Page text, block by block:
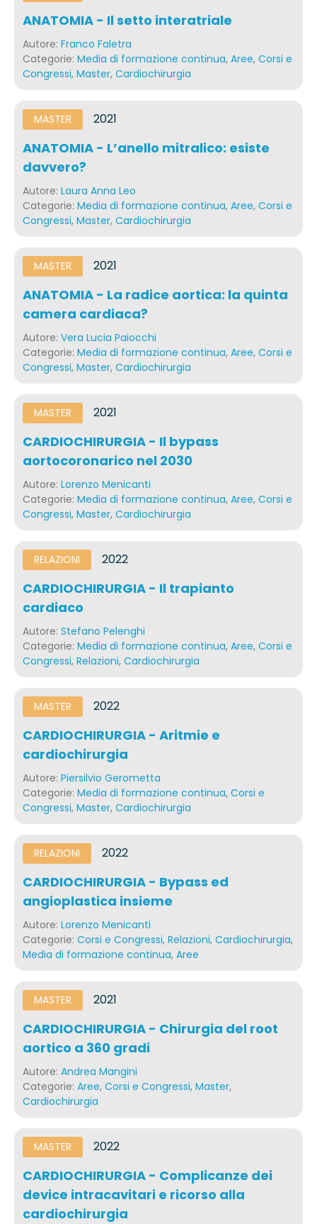
ANATOMIA - Il setto interatriale
Autore: Franco Faletra
Categorie: Media di formazione continua, Aree, Corsi e
Congressi, Master, Cardiochirurgia
MASTER 2021
ANATOMIA - L’anello mitralico: esiste
davvero?
Autore: Laura Anna Leo
Categorie: Media di formazione continua, Aree, Corsi e
Congressi, Master, Cardiochirurgia
MASTER 2021
ANATOMIA - La radice aortica: la quinta
camera cardiaca?
Autore: Vera Lucia Paiocchi
Categorie: Media di formazione continua, Aree, Corsi e
Congressi, Master, Cardiochirurgia
MASTER 2021
CARDIOCHIRURGIA - Il bypass
aortocoronarico nel 2030
Autore: Lorenzo Menicanti
Categorie: Media di formazione continua, Aree, Corsi e
Congressi, Master, Cardiochirurgia
RELAZIONI 2022
CARDIOCHIRURGIA - Il trapianto
cardiaco
Autore: Stefano Pelenghi
Categorie: Media di formazione continua, Aree, Corsi e
Congressi, Relazioni, Cardiochirurgia
MASTER 2022
CARDIOCHIRURGIA - Aritmie e
cardiochirurgia
Autore: Piersilvio Gerometta
Categorie: Media di formazione continua, Corsi e
Congressi, Master, Cardiochirurgia
RELAZIONI 2022
CARDIOCHIRURGIA - Bypass ed
angioplastica insieme
Autore: Lorenzo Menicanti
Categorie: Corsi e Congressi, Relazioni, Cardiochirurgia,
Media di formazione continua, Aree
MASTER 2021
CARDIOCHIRURGIA - Chirurgia del root
aortico a 360 gradi
Autore: Andrea Mangini
Categorie: Aree, Corsi e Congressi, Master,
Cardiochirurgia
MASTER 2022
CARDIOCHIRURGIA - Complicanze dei
device intracavitari e ricorso alla
cardiochirurgia